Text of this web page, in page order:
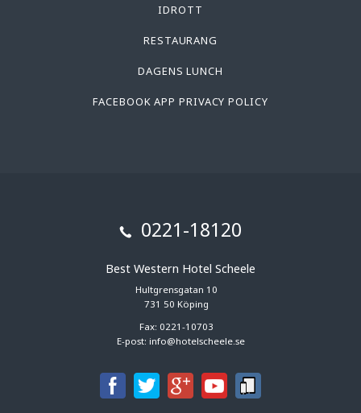
IDROTT
RESTAURANG
DAGENS LUNCH
FACEBOOK APP PRIVACY POLICY
0221-18120
Best Western Hotel Scheele
Hultgrensgatan 10
731 50 Köping
Fax: 0221-10703
E-post: info@hotelscheele.se